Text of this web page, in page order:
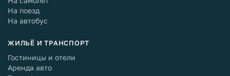
На поезд
На автобус
ЖИЛЬЁ И ТРАНСПОРТ
Гостиницы и отели
Аренда авто